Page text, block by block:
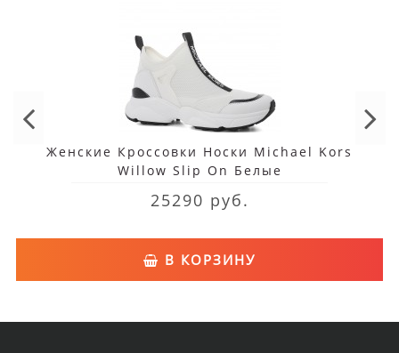
Женские Кроссовки Носки Michael Kors
Willow Slip On Белые
25290 руб.
В КОРЗИНУ